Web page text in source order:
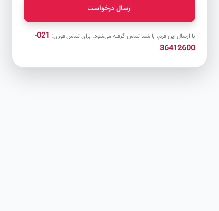
ارسال درخواست
با ارسال این فرم، با شما تماس گرفته می‌شود. برای تماس فوری:
021-
36412600